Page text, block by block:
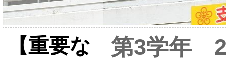
【重要な
第3学年 2